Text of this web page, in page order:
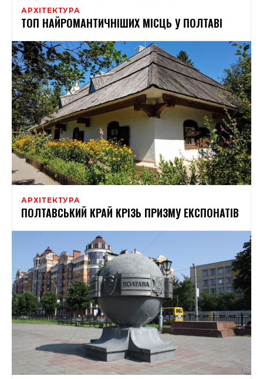
АРХІТЕКТУРА
ТОП НАЙРОМАНТИЧНІШИХ МІСЦЬ У ПОЛТАВІ
АРХІТЕКТУРА
ПОЛТАВСЬКИЙ КРАЙ КРІЗЬ ПРИЗМУ ЕКСПОНАТІВ